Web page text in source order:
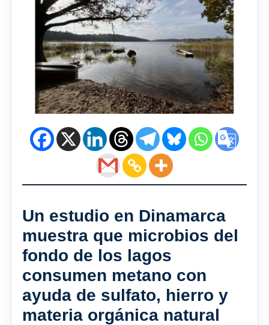
Un estudio en Dinamarca
muestra que microbios del
fondo de los lagos
consumen metano con
ayuda de sulfato, hierro y
materia orgánica natural